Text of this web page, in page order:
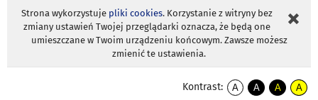
Strona wykorzystuje pliki cookies. Korzystanie z witryny bez
zmiany ustawień Twojej przeglądarki oznacza, że będą one
umieszczane w Twoim urządzeniu końcowym. Zawsze możesz
zmienić te ustawienia.
Kontrast:
A
A
A
A